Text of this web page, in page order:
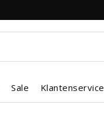
Sale Klantenservice